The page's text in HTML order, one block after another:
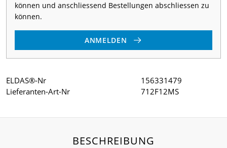
können und anschliessend Bestellungen abschliessen zu
können.
ANMELDEN
ELDAS®-Nr
156331479
Lieferanten-Art-Nr
712F12MS
BESCHREIBUNG